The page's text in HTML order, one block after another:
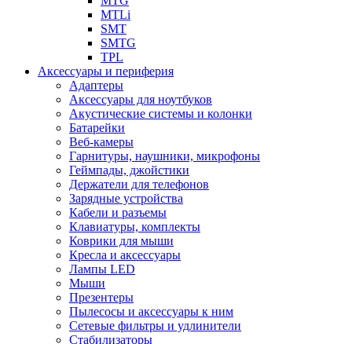
MTLi
SMT
SMTG
TPL
Аксессуары и периферия
Адаптеры
Аксессуары для ноутбуков
Акустические системы и колонки
Батарейки
Веб-камеры
Гарнитуры, наушники, микрофоны
Геймпады, джойстики
Держатели для телефонов
Зарядные устройства
Кабели и разъемы
Клавиатуры, комплекты
Коврики для мыши
Кресла и аксессуары
Лампы LED
Мыши
Презентеры
Пылесосы и аксессуары к ним
Сетевые фильтры и удлинители
Стабилизаторы